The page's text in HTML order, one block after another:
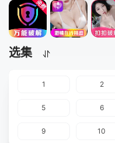
选集
1 2
5 6
9 10